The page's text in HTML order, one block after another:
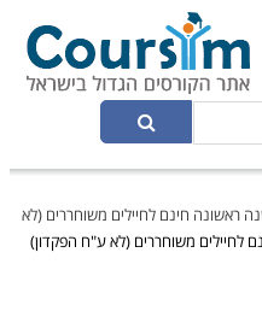
ראשונה חינם לחיילים משוחררים (לא
לחיילים משוחררים (לא ע"ח הפקדון)